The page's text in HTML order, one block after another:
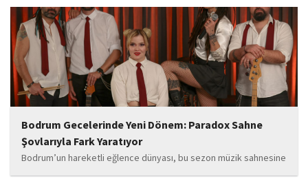
öğrenilen Böcek’in açıklamalarında, 31 Mart 2024 yerel
seçimleri...
Bodrum Gecelerinde Yeni Dönem: Paradox Sahne
Şovlarıyla Fark Yaratıyor
Bodrum’un hareketli eğlence dünyası, bu sezon müzik sahnesine
iddialı bir giriş yapan “Paradox” ile yeni bir enerji kazanıyor. Güçlü